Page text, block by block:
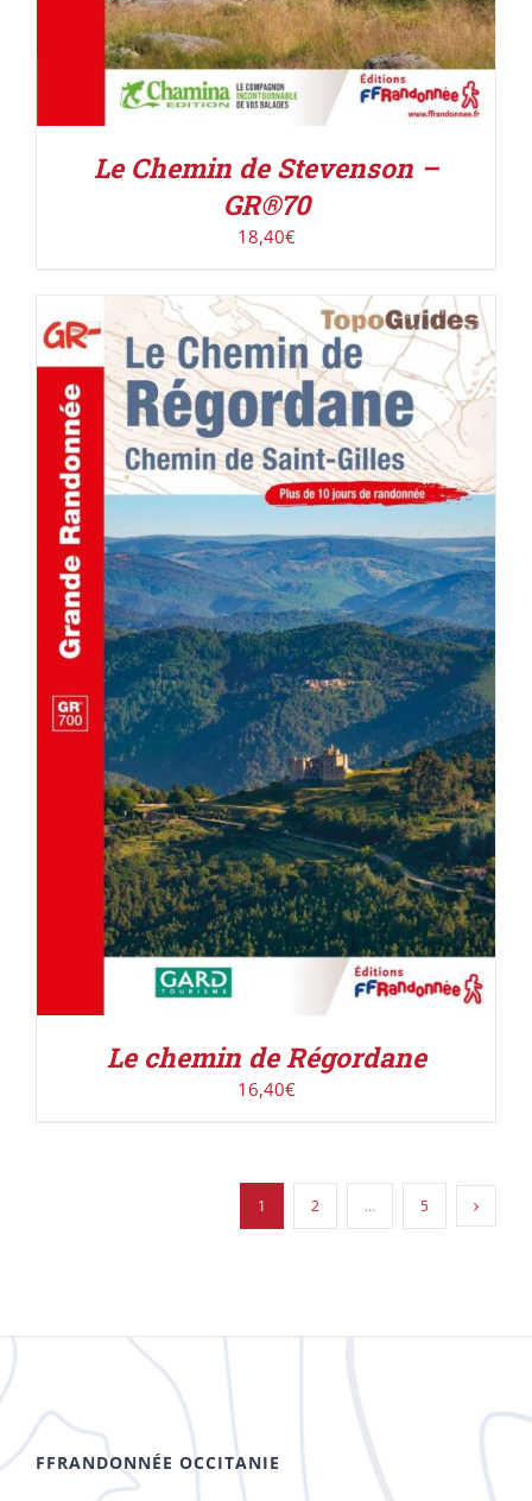
Le Chemin de Stevenson –
GR®70
18,40€
ACHETER LE PRODUIT / DÉTAILS
Le chemin de Régordane
16,40€
1 2 … 5
FFRANDONNÉE OCCITANIE